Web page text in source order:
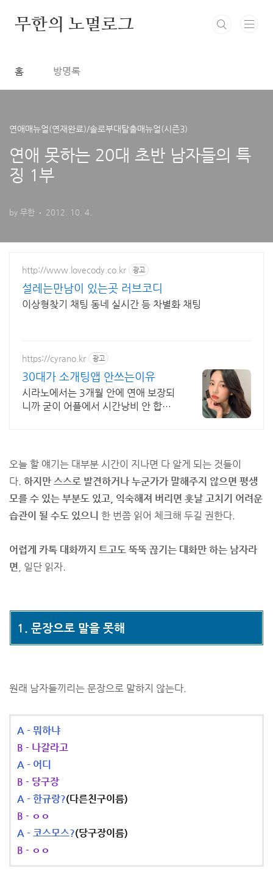
무한의 노멀로그
홈 방명록
연애매뉴얼(연재완료)/솔로부대탈출매뉴얼(시즌3)
연애 못하는 20대 초반 남자들의 특
징 1부
by 무한 2012. 10. 4.
http://www.lovecody.co.kr 광고
설레는만남이 있는곳 러브코디
이상형찾기 채팅 동네 실시간 등 차별화 채팅
https://cyrano.kr 광고
30대가 소개팅앱 안쓰는이유
시라노에서는 3개월 안에 연애 보장되
니까 굳이 어플에서 시간낭비 안 합니
오늘 할 얘기는 대부분 시간이 지나면 다 알게 되는 것들이
다. 하지만 스스로 발견하거나 누군가가 말해주지 않으면 평생
모를 수 있는 부분도 있고, 익숙해져 버리면 훗날 고치기 어려운
습관이 될 수도 있으니 한 번쯤 읽어 체크해 두길 권한다.
어렵게 카톡 대화까지 트고도 뚝뚝 끊기는 대화만 하는 남자라
면 , 일단 읽자.
1. 문장으로 말을 못해
원래 남자들끼리는 문장으로 말하지 않는다.
A - 뭐하냐
B - 나갈라고
A - 어디
B - 당구장
A - 한규랑?(다른친구이름)
B - ㅇㅇ
A - 코스모스?(당구장이름)
B - ㅇㅇ